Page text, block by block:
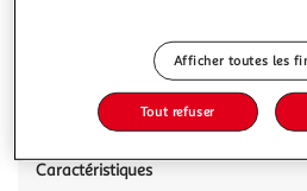
Description
Caractéristiques
Afficher toutes les
Tout refuser